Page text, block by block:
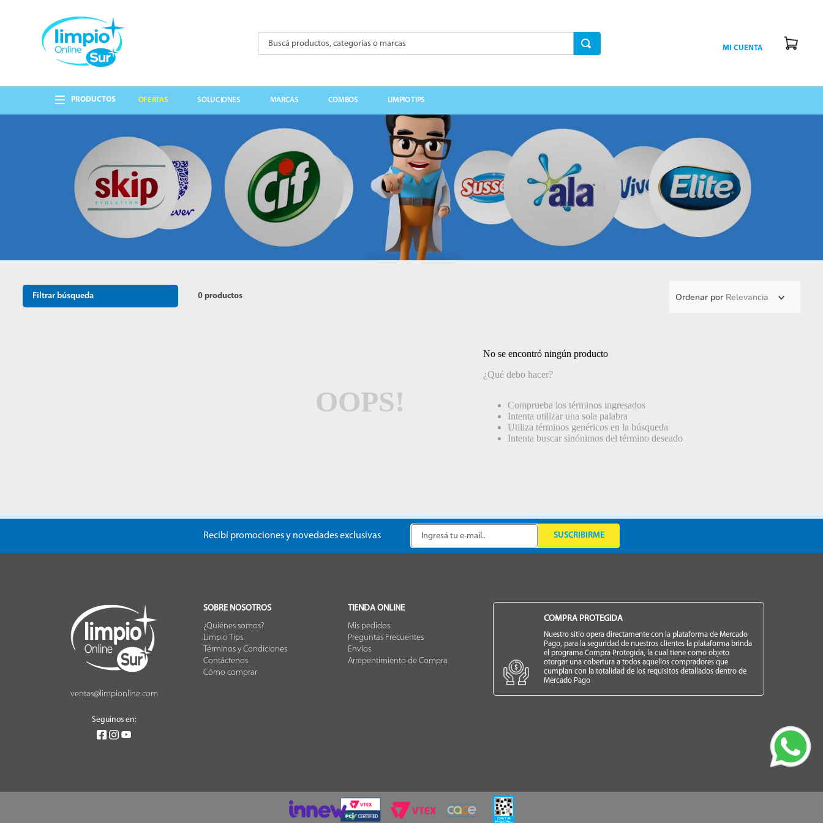
Buscá productos, categorías o marcas
MI CUENTA
OFERTAS SOLUCIONES MARCAS COMBOS LIMPIO TIPS
Filtrar búsqueda 0 productos Ordenar por Relevancia
OOPS!
No se encontró ningún producto
¿Qué debo hacer?
Comprueba los términos ingresados
Intenta utilizar una sola palabra
Utiliza términos genéricos en la búsqueda
Intenta buscar sinónimos del término deseado
Recibí promociones y novedades exclusivas SUSCRIBIRME
ventas@limpionline.com
Seguinos en:
SOBRE NOSOTROS
¿Quiénes somos?
Limpio Tips
Términos y Condiciones
Contáctenos
Cómo comprar
TIENDA ONLINE
Mis pedidos
Preguntas Frecuentes
Envíos
Arrepentimiento de Compra
COMPRA PROTEGIDA
Nuestro sitio opera directamente con la plataforma de Mercado
Pago, para la seguridad de nuestros clientes la plataforma brinda
el programa Compra Protegida, la cual tiene como objeto
otorgar una cobertura a todos aquellos compradores que
cumplan con la totalidad de los requisitos detallados dentro de
Mercado Pago
1.
cepillo
papel higienico
detergente
.
guantes
cabo
7
bolsas
escobillon